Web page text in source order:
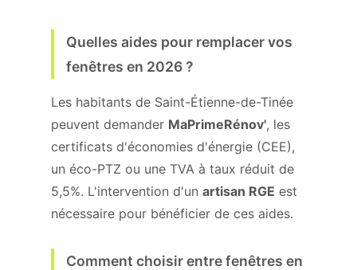
Quelles aides pour remplacer vos
fenêtres en 2026 ?
Les habitants de Saint-Étienne-de-Tinée
peuvent demander MaPrimeRénov', les
certificats d'économies d'énergie (CEE),
un éco-PTZ ou une TVA à taux réduit de
5,5%. L'intervention d'un artisan RGE est
nécessaire pour bénéficier de ces aides.
Comment choisir entre fenêtres en